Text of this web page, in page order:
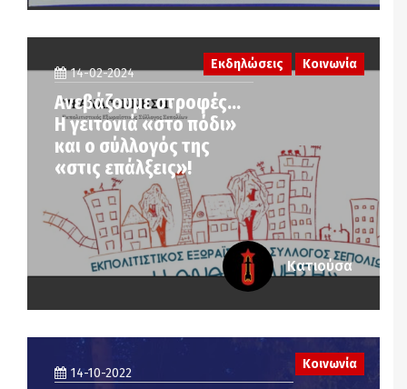
14-02-2024
Ανεβάζουμε στροφές…
Η γειτονιά «στο πόδι»
και ο σύλλογός της
«στις επάλξεις»!
Εκδηλώσεις Κοινωνία
Κατιούσα
Κοινωνία
14-10-2022